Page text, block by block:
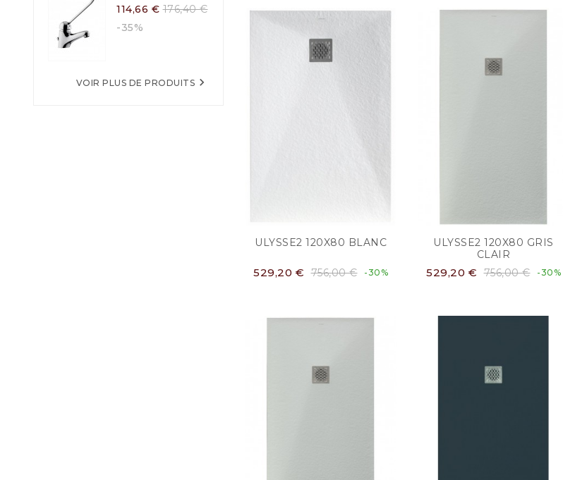
114,66 € 176,40 €
-35%
VOIR PLUS DE PRODUITS 
ULYSSE2 120X80 BLANC
529,20 € 756,00 € -30%
ULYSSE2 120X80 GRIS
CLAIR
529,20 € 756,00 € -30%